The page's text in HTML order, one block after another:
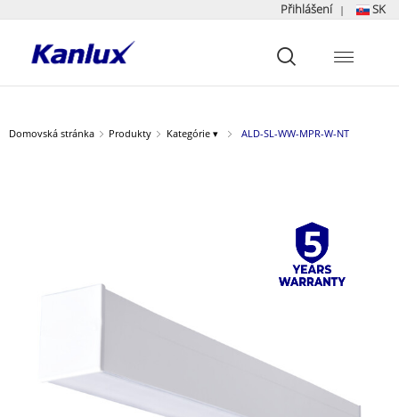
Přihlášení | SK
główna
Domovská stránka Produkty Kategórie ▾ ALD-SL-WW-MPR-W-NT